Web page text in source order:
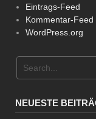
Eintrags-Feed
Kommentar-Feed
WordPress.org
NEUESTE